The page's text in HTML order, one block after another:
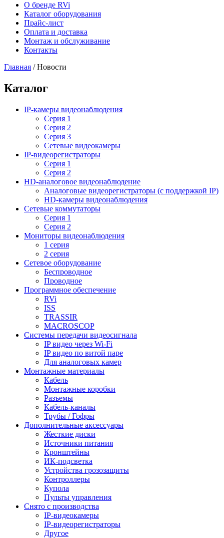
О бренде RVi
Каталог оборудования
Прайс-лист
Оплата и доставка
Монтаж и обслуживание
Контакты
Главная /Новости
Каталог
IP-камеры видеонаблюдения
Серия 1
Серия 2
Серия 3
Сетевые видеокамеры
IP-видеорегистраторы
Серия 1
Серия 2
HD-аналоговое видеонаблюдение
Aналоговые видеорегистраторы (с поддержкой IP)
HD-камеры видеонаблюдения
Сетевые коммутаторы
Серия 1
Серия 2
Мониторы видеонаблюдения
1 серия
2 серия
Сетевое оборудование
Беспроводное
Проводное
Программное обеспечение
RVi
ISS
TRASSIR
MACROSCOP
Системы передачи видеосигнала
IP видео через Wi-Fi
IP видео по витой паре
Для аналоговых камер
Монтажные материалы
Кабель
Монтажные коробки
Разъемы
Кабель-каналы
Трубы / Гофры
Дополнительные аксессуары
Жесткие диски
Источники питания
Кронштейны
ИК-подсветка
Устройства грозозащиты
Контроллеры
Купола
Пульты управления
Снято с производства
IP-видеокамеры
IP-видеорегистраторы
Другое